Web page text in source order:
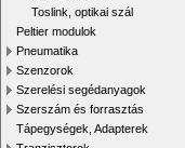
Toslink, optikai szál
Peltier modulok
Pneumatika
Szenzorok
Szerelési segédanyagok
Szerszám és forrasztás
Tápegységek, Adapterek